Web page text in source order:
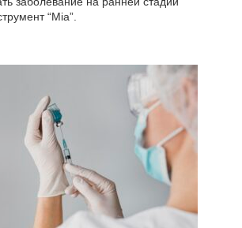
“Mia”.